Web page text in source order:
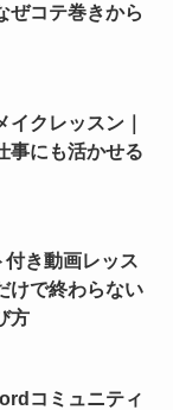
ぜコテ巻きから
イクレッスン｜
事にも活かせる
き動画レッス
けで終わらない
方
コミュニティ